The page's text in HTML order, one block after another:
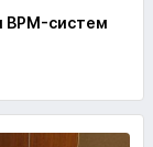
систем